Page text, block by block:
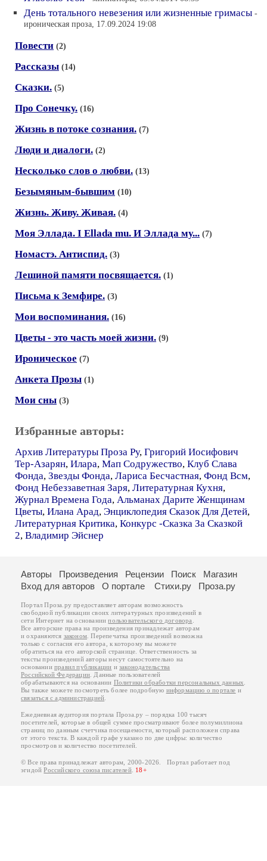
День тотального невезения или жизненные гримасы -
ироническая проза, 17.09.2024 19:08
Повести (2)
Рассказы (14)
Сказки. (5)
Про Сонечку. (16)
Жизнь в потоке сознания. (7)
Люди и диалоги. (2)
Несколько слов о любви. (13)
Безымяным-бывшим (10)
Жизнь. Живу. Живая. (4)
Моя Эллада. I Ellada mu. И Эллада му... (7)
Номастэ. Антиспид. (3)
Лешиной памяти посвящается. (1)
Письма к Земфире. (3)
Мои воспоминания. (16)
Цветы - это часть моей жизни. (9)
Ироническое (7)
Анкета Прозы (1)
Мои сны (3)
Избранные авторы:
Архив Литературы Проза Ру, Григорий Иосифович
Тер-Азарян, Илара, Мап Содружество, Клуб Слава
Фонда, Звезды Фонда, Лариса Бесчастная, Фонд Всм,
Фонд Небеззаветная Заря, Литературная Кухня,
Журнал Времена Года, Альманах Дарите Женщинам
Цветы, Илана Арад, Энциклопедия Сказок Для Детей,
Литературная Критика, Конкурс -Сказка За Сказкой
2, Владимир Эйснер
Авторы Произведения Рецензии Поиск
Магазин
Вход для авторов
О портале Стихи.ру Проза.ру
Портал Проза.ру предоставляет авторам возможность
свободной публикации своих литературных произведений в
сети Интернет на основаниипользовательского договора
Все авторские права на произведения принадлежат авторам
и охраняются законом . Перепечатка произведений возможна
только с согласия его автора, к которому вы можете
обратиться на его авторской странице. Ответственность за
тексты произведений авторы несут самостоятельно на
основанииправил публикации изаконодательства
Российской Федерации . Данные пользователей
обрабатываются на основании Политики обработки персональных данных
Вы также можете посмотреть более подробную информацию о портале и
связаться с администрацией
Ежедневная аудитория портала Проза.ру – порядка 100 тысяч
посетителей, которые в общей сумме просматривают более полумиллиона
страниц по данным счетчика посещаемости, который расположен справа
от этого текста. В каждой графе указано по две цифры: количество
просмотров и количество посетителей.
© Все права принадлежат авторам, 2000-2026. Портал работает под
эгидойРоссийского союза писателей. 18+